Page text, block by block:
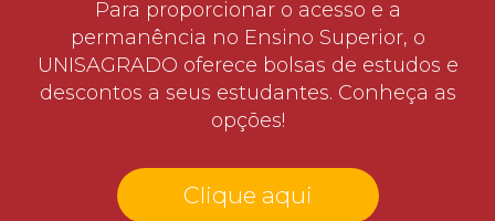
Para proporcionar o acesso e a
permanência no Ensino Superior, o
UNISAGRADO oferece bolsas de estudos e
descontos a seus estudantes. Conheça as
opções!
Clique aqui